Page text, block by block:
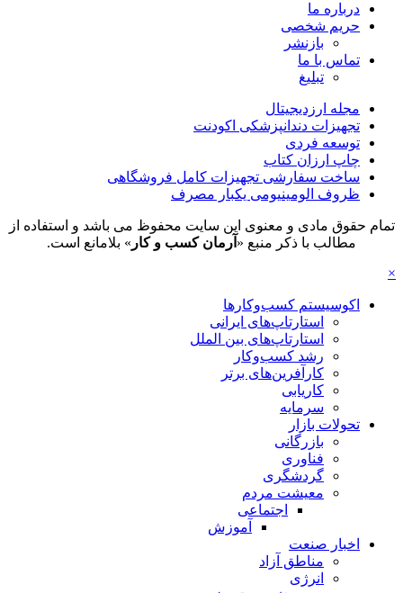
درباره ما
حریم شخصی
بازنشر
تماس با ما
تبلیغ
مجله ارزدیجیتال
تجهیزات دندانپزشکی اکودنت
توسعه فردی
چاپ ارزان کتاب
ساخت سفارشی تجهیزات کامل فروشگاهی
ظروف الومینیومی یکبار مصرف
تمام حقوق مادی و معنوی این سایت محفوظ می باشد و استفاده از
مطالب با ذکر منبع « آرمان کسب و کار » بلامانع است.
×
اکوسیستم کسب‌وکارها
استارتاپ‌های ایرانی
استارتاپ‌های بین الملل
رشد کسب‌وکار
کارآفرین‌های برتر
کاریابی
سرمایه
تحولات بازار
بازرگانی
فناوری
گردشگری
معیشت مردم
اجتماعی
آموزش
اخبار صنعت
مناطق آزاد
انرژی